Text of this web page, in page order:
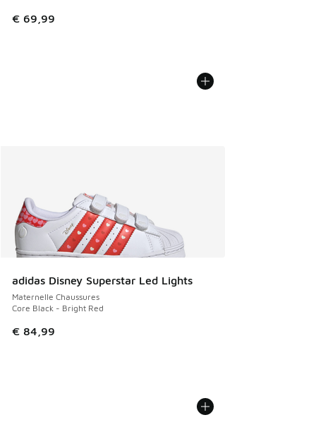
€ 69,99
adidas Disney Superstar Led Lights
Maternelle Chaussures
Core Black - Bright Red
€ 84,99